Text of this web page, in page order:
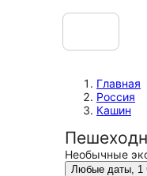
Главная
Россия
Кашин
Необычные
Любые даты, 1